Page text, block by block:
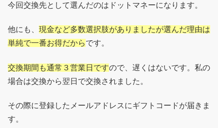
今回交換先として選んだのはドットマネーになります。
他にも、 現金など多数選択肢がありましたが選んだ理由は
単純で一番お得だからです。
交換期間も通常３営業日ですので、遅くはないです。私の
場合は交換から翌日で交換されました。
その際に登録したメールアドレスにギフトコードが届きま
す。